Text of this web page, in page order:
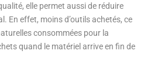
elle permet aussi de réduire
En effet, moins d’outils achetés, ce
consommées pour la
quand le matériel arrive en fin de